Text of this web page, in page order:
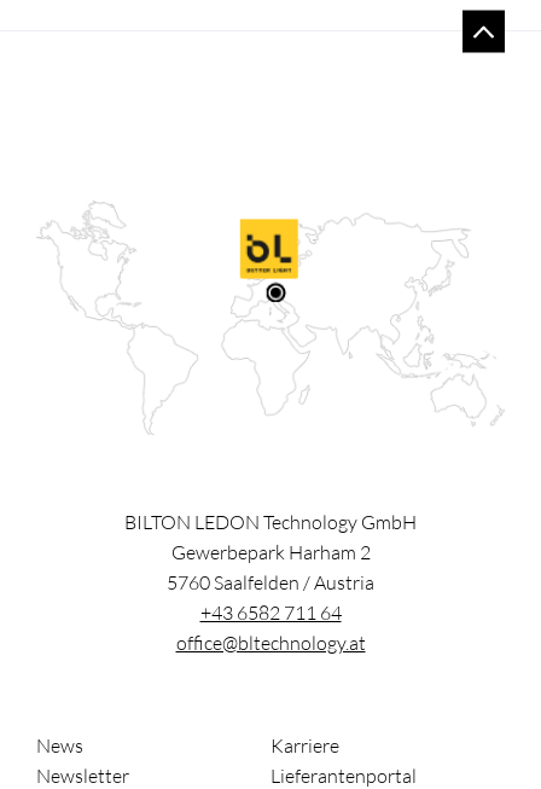
BILTON LEDON Technology GmbH
Gewerbepark Harham 2
5760Saalfelden /Austria
+43 6582 711 64
office@bltechnology.at
News
Karriere
Newsletter
Lieferantenportal